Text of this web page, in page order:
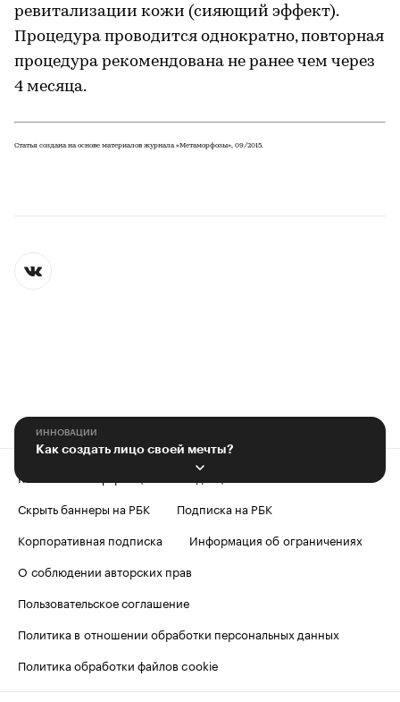
ревитализации кожи (сияющий эффект).
Процедура проводится однократно, повторная
процедура рекомендована не ранее чем через
4 месяца.
Статья создана на основе материалов журнала «Метаморфозы», 09/2015.
ИННОВАЦИИ
Как создать лицо своей мечты?
Контактная информация
Скрыть баннеры на РБК
Подписка на РБК
Корпоративная подписка
Информация об ограничениях
О соблюдении авторских прав
Пользовательское соглашение
Политика в отношении обработки персональных данных
Политика обработки файлов cookie